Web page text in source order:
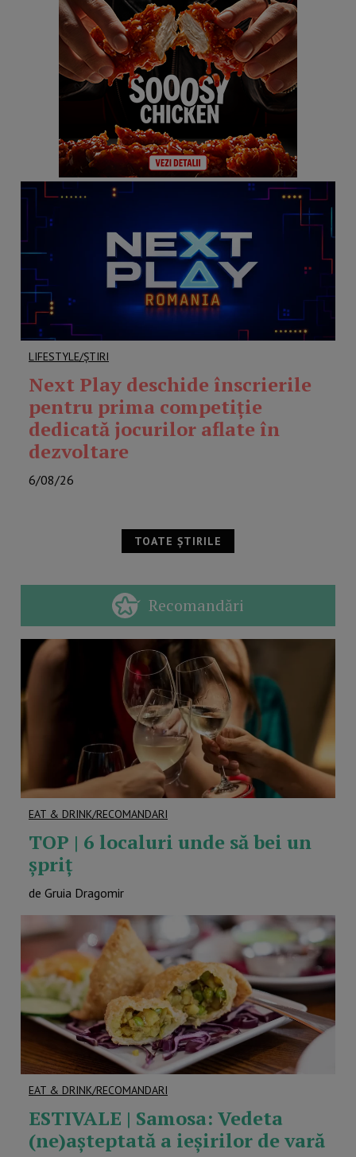
LIFESTYLE/ȘTIRI
Next Play deschide înscrierile
pentru prima competiție
dedicată jocurilor aflate în
dezvoltare
6/08/26
TOATE ȘTIRILE
Recomandări
EAT & DRINK/RECOMANDARI
TOP | 6 localuri unde să bei un
șpriț
de Gruia Dragomir
EAT & DRINK/RECOMANDARI
ESTIVALE | Samosa: Vedeta
(ne)așteptată a ieșirilor de vară